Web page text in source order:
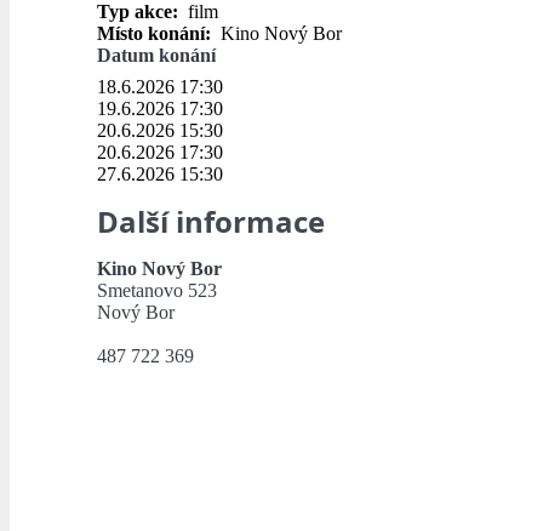
Typ akce: film
Místo konání: Kino Nový Bor
Datum konání
18.6.2026 17:30
19.6.2026 17:30
20.6.2026 15:30
20.6.2026 17:30
27.6.2026 15:30
Další informace
Kino Nový Bor
Smetanovo 523
Nový Bor
487 722 369